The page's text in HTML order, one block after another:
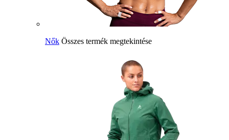
Nők Összes termék megtekintése